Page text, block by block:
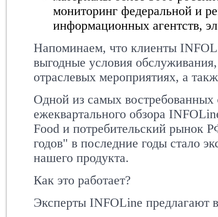
мониторинг федеральной и
информационных агентств,
Напоминаем, что клиенты
выгодные условия
отраслевых мероприятиях, а
Одной из самых
ежеквартального обзора
Food и потребительский рынок
годов" в последние годы стало
нашего продукта.
Как это работает?
Эксперты INFOLine предлагают